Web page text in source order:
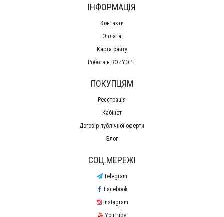
ІНФОРМАЦІЯ
Контакти
Оплата
Карта сайту
Робота в ROZYOPT
ПОКУПЦЯМ
Реєстрація
Кабінет
Договір публічної оферти
Блог
СОЦ.МЕРЕЖІ
Telegram
Facebook
Instagram
YouTube